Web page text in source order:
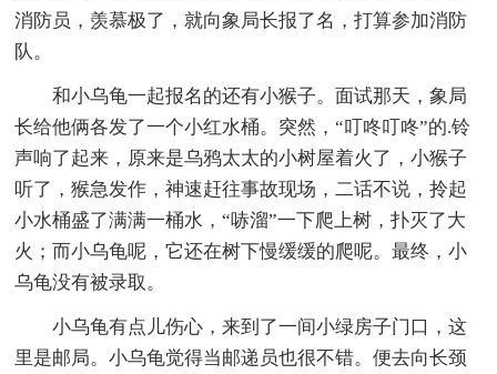
消防员，羡慕极了，就向象局长报了名，打算参加消防
队。
和小乌龟一起报名的还有小猴子。面试那天，象局
长给他俩各发了一个小红水桶。突然，“叮咚叮咚”的.铃
声响了起来，原来是乌鸦太太的小树屋着火了，小猴子
听了，猴急发作，神速赶往事故现场，二话不说，拎起
小水桶盛了满满一桶水，“哧溜”一下爬上树，扑灭了大
火；而小乌龟呢，它还在树下慢缓缓的爬呢。最终，小
乌龟没有被录取。
小乌龟有点儿伤心，来到了一间小绿房子门口，这
里是邮局。小乌龟觉得当邮递员也很不错。便去向长颈